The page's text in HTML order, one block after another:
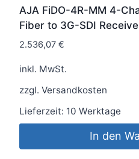
AJA FiDO-4R-MM 4-
Fiber to 3G-SDI
2.536,07 €
inkl. MwSt.
zzgl. Versandkosten
Lieferzeit: 10 Werktage
In den